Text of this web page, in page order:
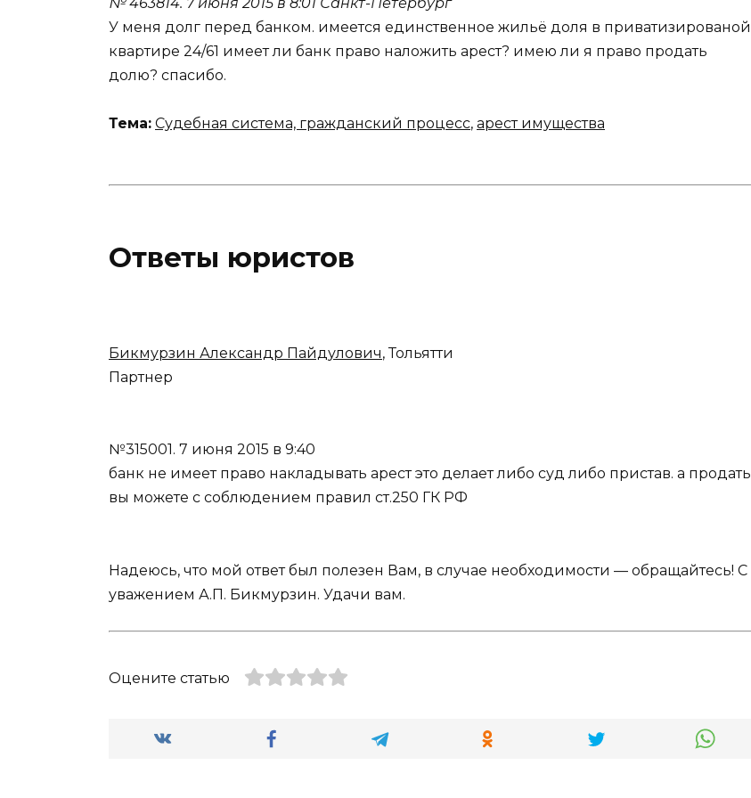
У меня долг перед банком. имеется единственное жильё доля в приватизированой
квартире 24/61 имеет ли банк право наложить арест? имею ли я право продать
долю? спасибо.
Тема: Судебная система, гражданский процесс, арест имущества
Ответы юристов
Бикмурзин Александр Пайдулович, Тольятти
Партнер
№315001. 7 июня 2015 в 9:40
банк не имеет право накладывать арест это делает либо суд либо пристав. а продать
вы можете с соблюдением правил ст.250 ГК РФ
Надеюсь, что мой ответ был полезен Вам, в случае необходимости — обращайтесь! С
уважением А.П. Бикмурзин. Удачи вам.
Оцените статью